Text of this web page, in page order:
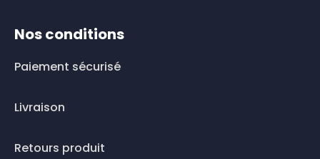
Nos conditions
Paiement sécurisé
Livraison
Retours produit